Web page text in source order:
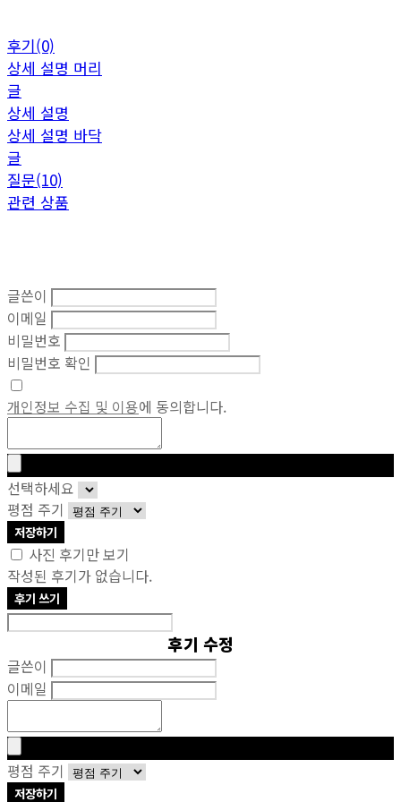
후기(0)
상세 설명 머리
글
상세 설명
상세 설명 바닥
글
질문(10)
관련 상품
글쓴이
이메일
비밀번호
비밀번호 확인
개인정보 수집 및 이용에 동의합니다.
선택하세요
평점 주기
저장하기
사진 후기만 보기
작성된 후기가 없습니다.
후기 쓰기
후기 수정
글쓴이
이메일
평점 주기
저장하기